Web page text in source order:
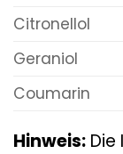
Citronellol
Geraniol
Coumarin
Hinweis: